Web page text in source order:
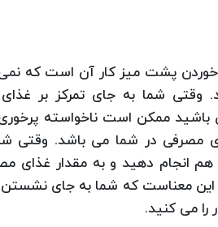
پشت میز کار آن است که نمی
وقتی شما به جای تمرکز بر
باشید ممکن است ناخواسته
مصرفی در شما می باشد. وقتی
هم انجام دهید و به مقدار غذای
این معناست که شما به جای